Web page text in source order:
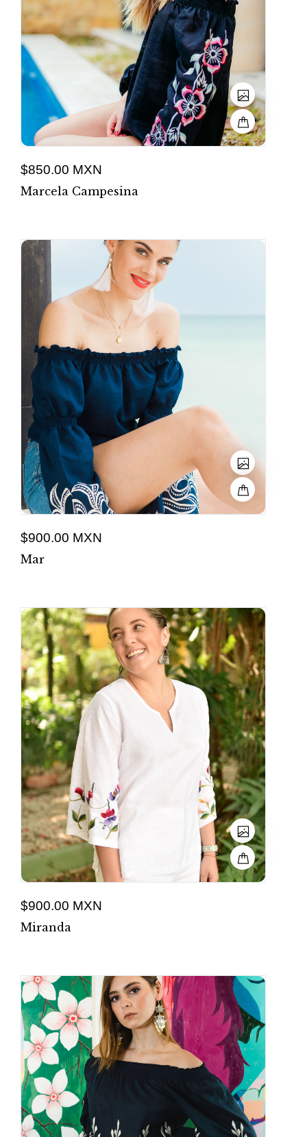
$850.00 MXN
Marcela Campesina
$900.00 MXN
Mar
$900.00 MXN
Miranda